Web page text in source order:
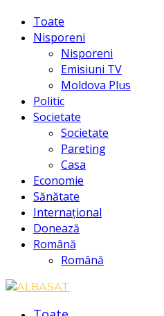
Toate
Nisporeni
Nisporeni
Emisiuni TV
Moldova Plus
Politic
Societate
Societate
Pareting
Casa
Economie
Sănătate
Internațional
Donează
Română
Română